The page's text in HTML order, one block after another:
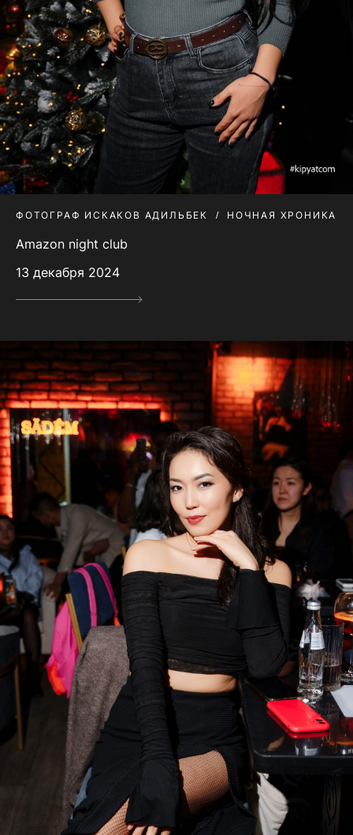
ФОТОГРАФ ИСКАКОВ АДИЛЬБЕК НОЧНАЯ ХРОНИКА
Amazon night club
13 декабря 2024